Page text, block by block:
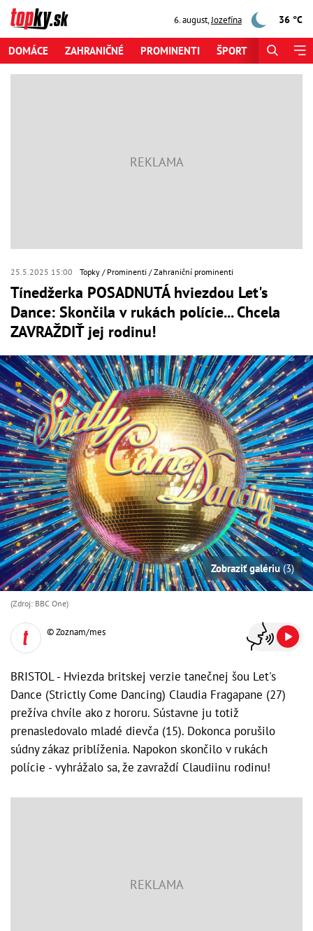
6. august,Jozefína 36 °C
DOMÁCE ZAHRANIČNÉ PROMINENTI ŠPORT
25.5.2025 15:00 Topky Prominenti Zahraniční prominenti
Tínedžerka POSADNUTÁ hviezdou Let's
Dance: Skončila v rukách polície... Chcela
ZAVRAŽDIŤ jej rodinu!
Zobraziť galériu(3)
(Zdroj: BBC One)
© Zoznam/mes
BRISTOL - Hviezda britskej verzie tanečnej šou Let's
Dance (Strictly Come Dancing) Claudia Fragapane (27)
prežíva chvíle ako z hororu. Sústavne ju totiž
prenasledovalo mladé dievča (15). Dokonca porušilo
súdny zákaz priblíženia. Napokon skončilo v rukách
polície - vyhrážalo sa, že zavraždí Claudiinu rodinu!